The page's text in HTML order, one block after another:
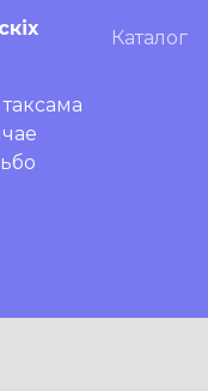
Каталог